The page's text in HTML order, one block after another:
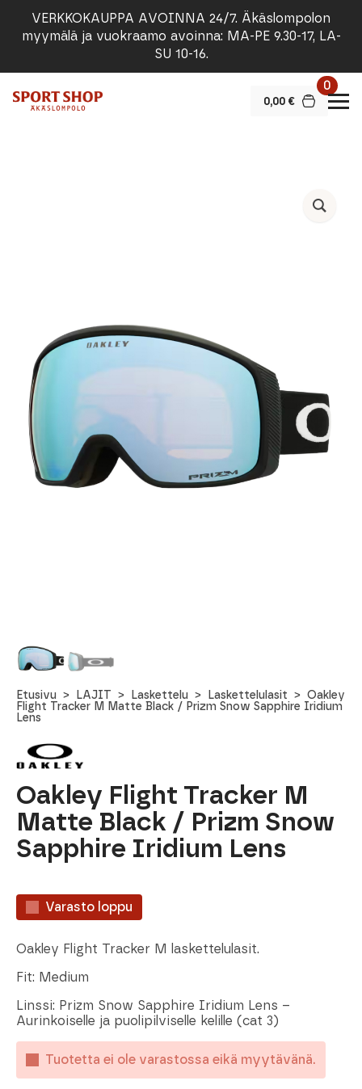
VERKKOKAUPPA AVOINNA 24/7. Äkäslompolon
myymälä ja vuokraamo avoinna: MA-PE 9.30-17, LA-
SU 10-16.
0,00 €
0
Etusivu LAJIT Laskettelu Laskettelulasit
Oakley
Flight Tracker M Matte Black / Prizm Snow Sapphire Iridium
Lens
Oakley Flight Tracker M
Matte Black / Prizm Snow
Sapphire Iridium Lens
Varasto loppu
Oakley Flight Tracker M laskettelulasit.
Fit: Medium
Linssi: Prizm Snow Sapphire Iridium Lens –
Aurinkoiselle ja puolipilviselle kelille (cat 3)
Tuotetta ei ole varastossa eikä myytävänä.